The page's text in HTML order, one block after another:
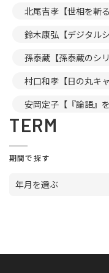
北尾吉孝【世相を斬る
鈴木康弘【デジタル
孫泰蔵【孫泰蔵のシ
村口和孝【日の丸キ
安岡定子【『論語』
TERM
期間で探す
年月を選ぶ